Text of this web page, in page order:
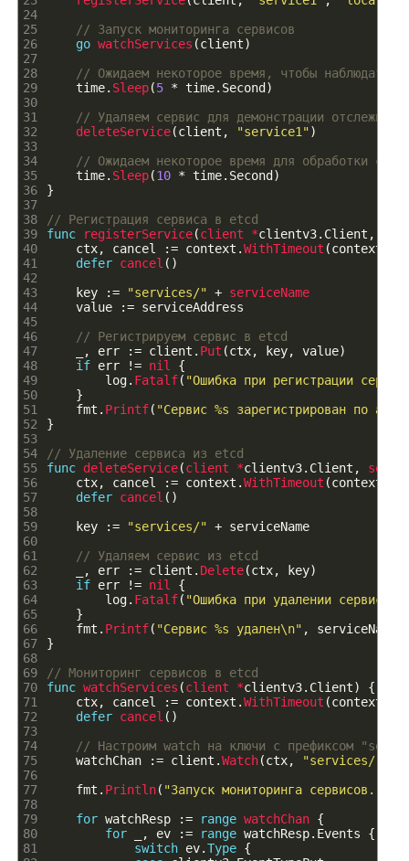
24
25
26
27
28
29
30
31
32
33
34
35
36
37
38
39
40
41
42
43
44
45
46
47
48
49
50
51
52
53
54
55
56
57
58
59
60
61
62
63
64
65
66
67
68
69
70
71
72
73
74
75
76
77
78
79
80
81
// Запуск мониторинга сервисов
go watchServices (client)
// Ожидаем некоторое время, чтобы наблюдать
time. Sleep(5 * time. Second )
// Удаляем сервис для демонстрации
deleteService(client , "service1")
// Ожидаем некоторое время для обработки
time. Sleep(10 * time. Second )
}
// Регистрация сервиса в etcd
func
registerService(client *clientv3. Client ,
ctx, cancel := context .WithTimeout (context
defer cancel ( )
key
:= "services/" + serviceName
value
:= serviceAddress
// Регистрируем сервис в etcd
, err := client . Put (ctx, key, value)
if err != nil
{
log. Fatalf( "Ошибка при регистрации
}
fmt . Printf( "Сервис %s зарегистрирован по
}
// Удаление сервиса из etcd
func deleteService(client *clientv3. Client ,
ctx, cancel := context .WithTimeout (context
defer cancel ( )
key
:= "services/" + serviceName
// Удаляем сервис из etcd
, err := client . Delete(ctx, key)
if err != nil
{
log. Fatalf( "Ошибка при удалении сервиса
}
fmt . Printf( "Сервис %s удален\n" , serviceName
}
// Мониторинг сервисов в etcd
func watchServices (client *clientv3. Client)
{
ctx, cancel := context .WithTimeout (context
defer cancel ( )
// Настроим watch на ключи с префиксом
watchChan
:= client .Watch(ctx, "services/"
fmt . Println( "Запуск мониторинга сервисов..."
for watchResp := range watchChan {
for
, ev := range watchResp. Events
{
switch ev.Type {